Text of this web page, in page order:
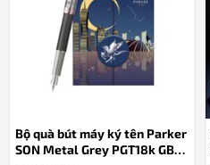
Bộ quà bút máy ký tên Parker
SON Metal Grey PGT18k GB-